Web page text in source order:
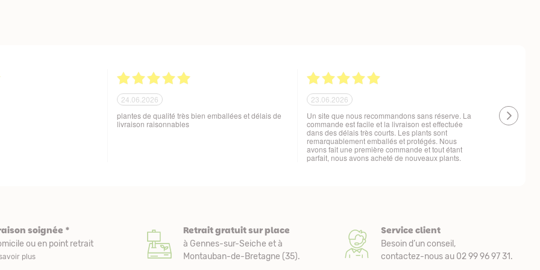
soigné des produits
21.06.2026
Tout est parfait. Je suis enchantée Quoi de plus !
Excellente maison et plantes de qualité. Merci
21.06.2026
Ras, la livraison est conforme à mes attentes
Livraison à
soignée *
ou en point retrait
plus
Retrait gratuit sur place
à Gennes-sur-Seiche et à
Montauban-de-Bretagne (35).
Service client
Besoin d’un conseil,
contactez-nous au 02 99 96 97 31.